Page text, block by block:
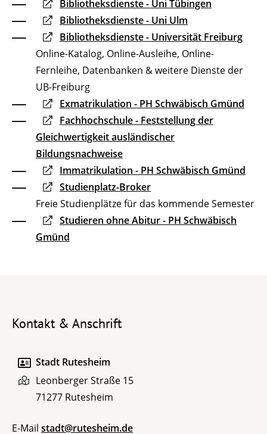
Bibliotheksdienste - Uni Tübingen
Bibliotheksdienste - Uni Ulm
Bibliotheksdienste - Universität Freiburg
Online-Katalog, Online-Ausleihe, Online-
Fernleihe, Datenbanken & weitere Dienste der
UB-Freiburg
Exmatrikulation - PH Schwäbisch Gmünd
Fachhochschule - Feststellung der
Gleichwertigkeit ausländischer
Bildungsnachweise
Immatrikulation - PH Schwäbisch Gmünd
Studienplatz-Broker
Freie Studienplätze für das kommende Semester
Studieren ohne Abitur - PH Schwäbisch
Gmünd
Kontakt & Anschrift
Stadt Rutesheim
Leonberger Straße 15
71277 Rutesheim
E-Mail stadt@rutesheim.de